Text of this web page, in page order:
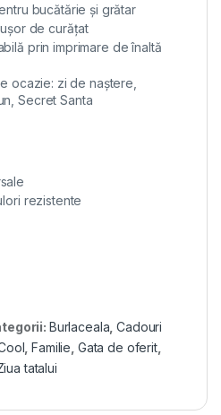
bucătărie și grătar
de curățat
prin imprimare de înaltă
ocazie: zi de naștere,
Secret Santa
rezistente
Burlaceala ,Cadouri
,Familie Gata de oferit,
tatalui